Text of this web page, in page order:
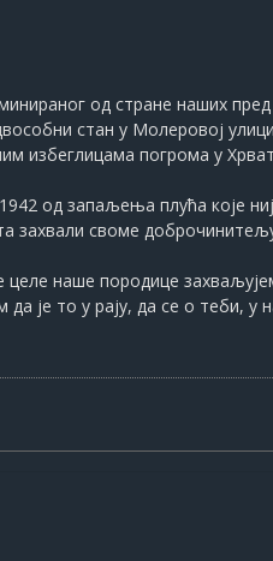
од стране наших
стан у Молеровој
избеглицама погрома у
од запаљења плућа које
захвали своме
наше породице
је то у рају, да се о теби,